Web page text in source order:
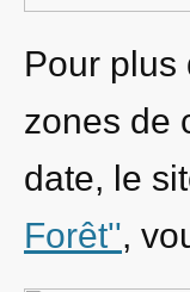
Pour plus
zones de
date, le
Forêt'',